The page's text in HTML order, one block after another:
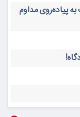
پیاده‌روی مداوم